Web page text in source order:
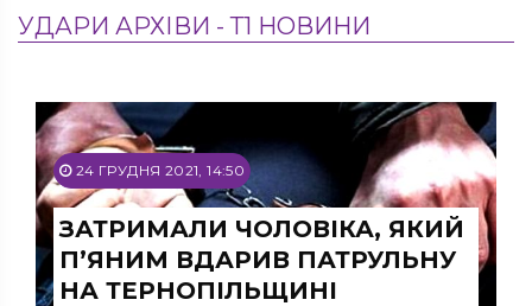
УДАРИ АРХІВИ - Т1 НОВИНИ
24 ГРУДНЯ 2021, 14:50
ЗАТРИМАЛИ ЧОЛОВІКА, ЯКИЙ
П’ЯНИМ ВДАРИВ ПАТРУЛЬНУ
НА ТЕРНОПІЛЬЩИНІ